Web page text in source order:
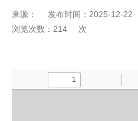
来源：
发布时间：2025-12-22
浏览次数： 214 次